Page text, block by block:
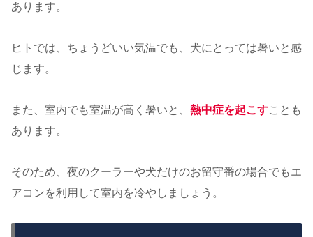
あります。
ヒトでは、ちょうどいい気温でも、犬にとっては暑いと感
じます。
また、室内でも室温が高く暑いと、 熱中症を起こすことも
あります。
そのため、 夜のクーラーや犬だけのお留守番の場合でもエ
アコンを利用 して室内を冷やしましょう。